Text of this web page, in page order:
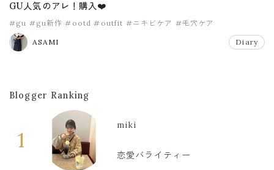
GU人気のアレ！購入❤️
#gu #gu新作 #ootd #outfit #ニキビケア #毛穴ケア
ASAMI Diary
Blogger Ranking
1
miki
恋愛バライティー